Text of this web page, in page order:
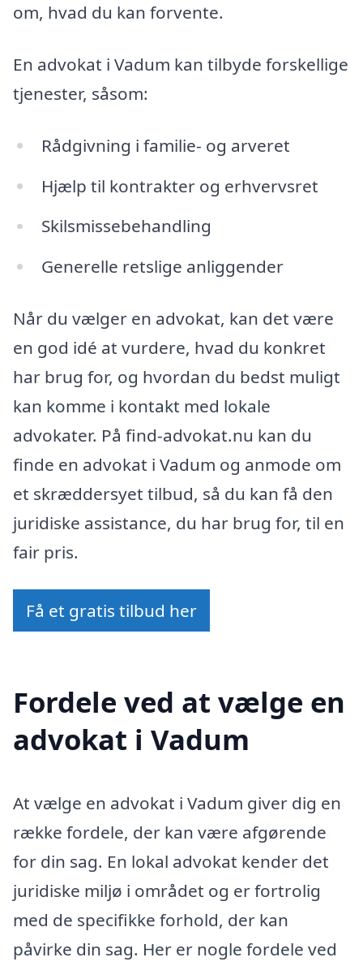
om, hvad du kan forvente.
En advokat i Vadum kan tilbyde forskellige
tjenester, såsom:
Rådgivning i familie- og arveret
Hjælp til kontrakter og erhvervsret
Skilsmissebehandling
Generelle retslige anliggender
Når du vælger en advokat, kan det være
en god idé at vurdere, hvad du konkret
har brug for, og hvordan du bedst muligt
kan komme i kontakt med lokale
advokater. På find-advokat.nu kan du
finde en advokat i Vadum og anmode om
et skræddersyet tilbud, så du kan få den
juridiske assistance, du har brug for, til en
fair pris.
Få et gratis tilbud her
Fordele ved at vælge en
advokat i Vadum
At vælge en advokat i Vadum giver dig en
række fordele, der kan være afgørende
for din sag. En lokal advokat kender det
juridiske miljø i området og er fortrolig
med de specifikke forhold, der kan
påvirke din sag. Her er nogle fordele ved